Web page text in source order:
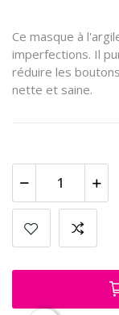
Ce masque à
imperfections. Il
réduire les
nette et saine.